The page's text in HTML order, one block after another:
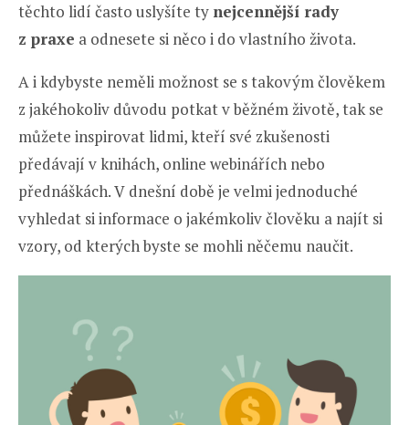
těchto lidí často uslyšíte ty nejcennější rady
z praxe a odnesete si něco i do vlastního života.
A i kdybyste neměli možnost se s takovým člověkem
z jakéhokoliv důvodu potkat v běžném životě, tak se
můžete inspirovat lidmi, kteří své zkušenosti
předávají v knihách, online webinářích nebo
přednáškách. V dnešní době je velmi jednoduché
vyhledat si informace o jakémkoliv člověku a najít si
vzory, od kterých byste se mohli něčemu naučit.